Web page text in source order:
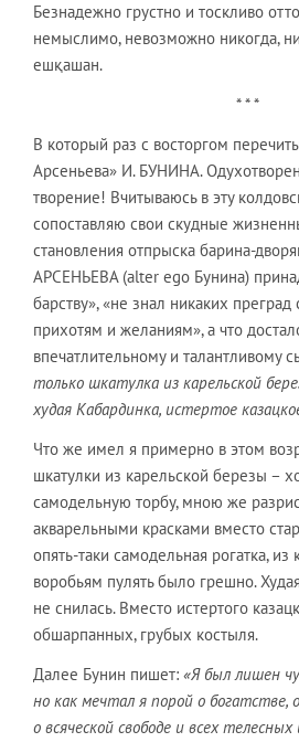
Безнадежно грустно и тоскливо
немыслимо, невозможно никогда,
ешқашан.
* * *
В который раз с восторгом
Арсеньева» И. БУНИНА.
творение! Вчитываюсь в эту
сопоставляю свои скудные
становления отпрыска барина-
АРСЕНЬЕВА (alter ego Бунина)
барству», «не знал никаких
прихотям и желаниям», а что
впечатлительному и талантливому
только шкатулка из карельской
худая Кабардинка, истертое
Что же имел я примерно в этом
шкатулки из карельской березы –
самодельную торбу, мною же
акварельными красками вместо
опять-таки самодельная рогатка,
воробьям пулять было грешно.
не снилась. Вместо истертого
обшарпанных, грубых костыля.
Далее Бунин пишет: «Я был лишен
но как мечтал я порой о богатстве,
о всяческой свободе и всех